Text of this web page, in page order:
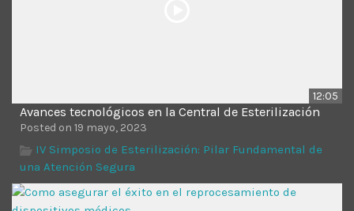
12:05
Avances tecnológicos en la Central de Esterilización
Posted on 19 mayo, 2023
IV Simposio de Esterilización: Pilar Fundamental de
una Atención Segura